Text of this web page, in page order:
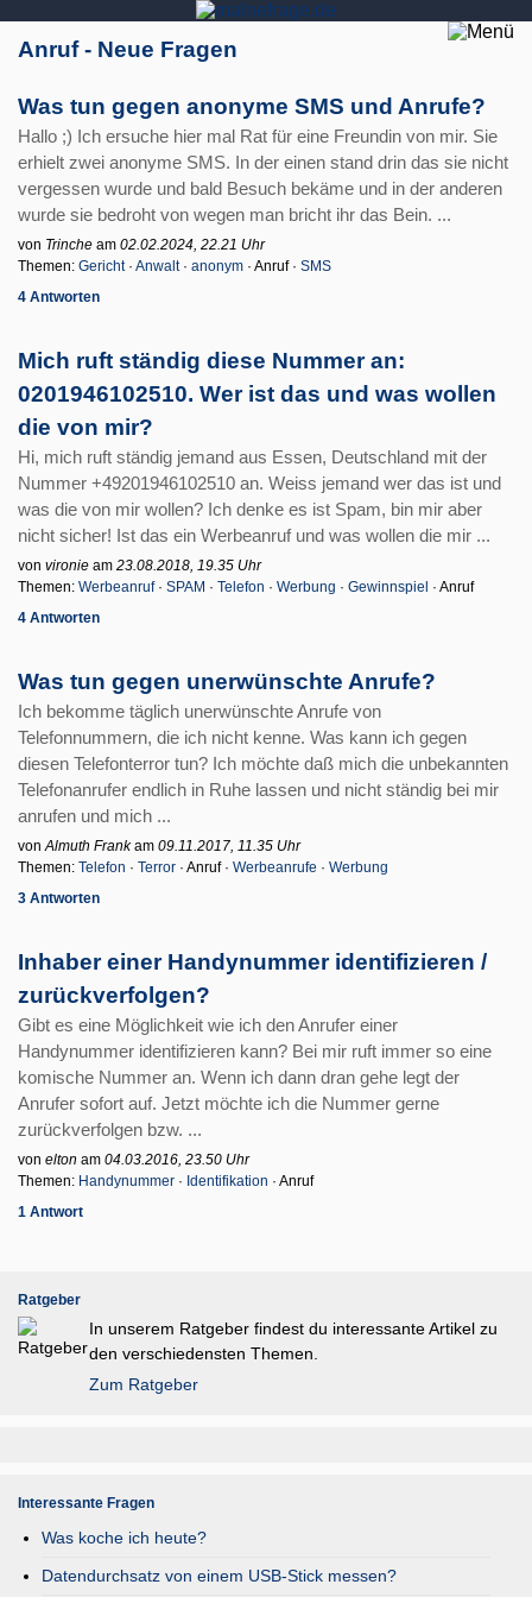
Anruf - Neue Fragen
Was tun gegen anonyme SMS und Anrufe?
Hallo ;) Ich ersuche hier mal Rat für eine Freundin von mir. Sie
erhielt zwei anonyme SMS. In der einen stand drin das sie nicht
vergessen wurde und bald Besuch bekäme und in der anderen
wurde sie bedroht von wegen man bricht ihr das Bein. ...
von Trinche am 02.02.2024, 22.21 Uhr
Themen: Gericht· Anwalt· anonym · Anruf · SMS
4 Antworten
Mich ruft ständig diese Nummer an:
0201946102510. Wer ist das und was wollen
die von mir?
Hi, mich ruft ständig jemand aus Essen, Deutschland mit der
Nummer +49201946102510 an. Weiss jemand wer das ist und
was die von mir wollen? Ich denke es ist Spam, bin mir aber
nicht sicher! Ist das ein Werbeanruf und was wollen die mir ...
von vironie am 23.08.2018, 19.35 Uhr
Themen: Werbeanruf· SPAM · Telefon · Werbung · Gewinnspiel · Anruf
4 Antworten
Was tun gegen unerwünschte Anrufe?
Ich bekomme täglich unerwünschte Anrufe von
Telefonnummern, die ich nicht kenne. Was kann ich gegen
diesen Telefonterror tun? Ich möchte daß mich die unbekannten
Telefonanrufer endlich in Ruhe lassen und nicht ständig bei mir
anrufen und mich ...
vonAlmuth Frankam 09.11.2017, 11.35 Uhr
Themen: Telefon · Terror · Anruf · Werbeanrufe · Werbung
3 Antworten
Inhaber einer Handynummer identifizieren /
zurückverfolgen?
Gibt es eine Möglichkeit wie ich den Anrufer einer
Handynummer identifizieren kann? Bei mir ruft immer so eine
komische Nummer an. Wenn ich dann dran gehe legt der
Anrufer sofort auf. Jetzt möchte ich die Nummer gerne
zurückverfolgen bzw. ...
von elton am 04.03.2016, 23.50 Uhr
Themen: Handynummer · Identifikation · Anruf
1 Antwort
Ratgeber
In unserem Ratgeber findest du interessante Artikel zu
den verschiedensten Themen.
Zum Ratgeber
Interessante Fragen
Was koche ich heute?
Datendurchsatz von einem USB-Stick messen?